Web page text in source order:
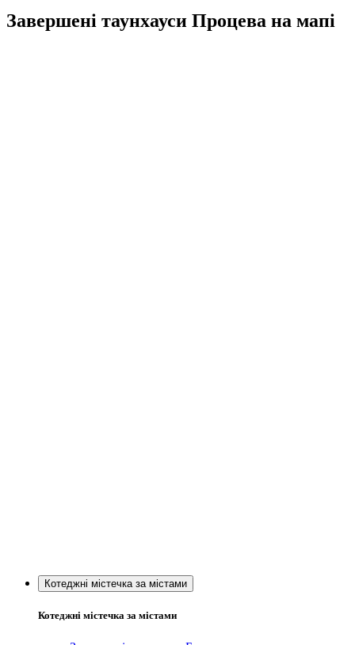
Завершені таунхауси Процева на мапі
Котеджні містечка за містами
Котеджні містечка за містами